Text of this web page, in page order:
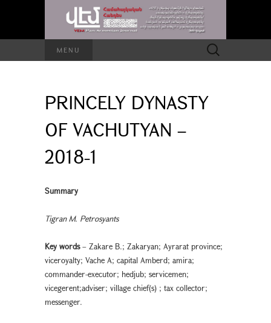
MENU
Search
for:
PRINCELY DYNASTY
OF VACHUTYAN –
2018-1
Summary
Tigran M. Petrosyants
Key words– Zakare B.; Zakaryan; Ayrarat province;
viceroyalty; Vache A; capital Amberd; amira;
commander-executor; hedjub; servicemen;
vicegerent;adviser; village chief(s) ; tax collector;
messenger.